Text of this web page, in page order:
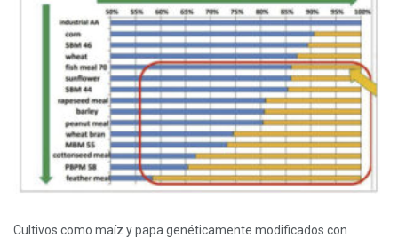
Cultivos como maíz y papa genéticamente modificados con